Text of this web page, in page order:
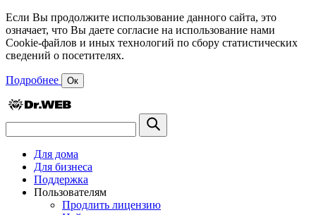
Если Вы продолжите использование данного сайта, это
означает, что Вы даете согласие на использование нами
Cookie-файлов и иных технологий по сбору статистических
сведений о посетителях.
Подробнее Ок
Для дома
Для бизнеса
Поддержка
Пользователям
Продлить лицензию